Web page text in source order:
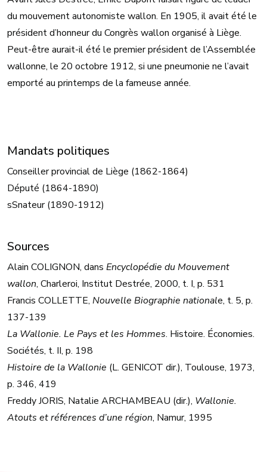
du mouvement autonomiste wallon. En 1905, il avait été le
président d’honneur du Congrès wallon organisé à Liège.
Peut-être aurait-il été le premier président de l’Assemblée
wallonne, le 20 octobre 1912, si une pneumonie ne l’avait
emporté au printemps de la fameuse année.
Mandats politiques
Conseiller provincial de Liège (1862-1864)
Député (1864-1890)
sSnateur (1890-1912)
Sources
Alain COLIGNON, dans Encyclopédie du Mouvement
wallon, Charleroi, Institut Destrée, 2000, t. I, p. 531
Francis COLLETTE, Nouvelle Biographie nationale, t. 5, p.
137-139
La Wallonie. Le Pays et les Hommes. Histoire. Économies.
Sociétés, t. II, p. 198
Histoire de la Wallonie (L. GENICOT dir.), Toulouse, 1973,
p. 346, 419
Freddy JORIS, Natalie ARCHAMBEAU (dir.), Wallonie.
Atouts et références d’une région, Namur, 1995